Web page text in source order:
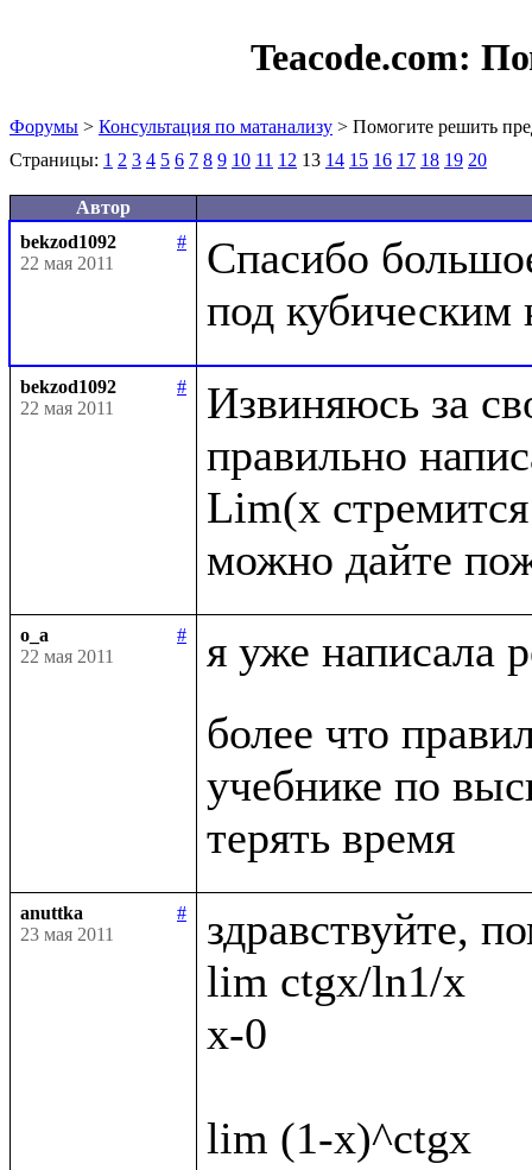
Teacode.com:
Форумы > Консультация по матанализу > Помогите решить
Страницы: 1 2 3 4 5 6 7 8 9 10 11 12 13 14 15 16 17 18 19 20
Автор
bekzod1092
#
22 мая 2011
Спасибо
bekzod1092
#
22 мая 2011
Извиняюсь за
правильно
Lim(x
o_a
#
22 мая 2011
я уже написала
более что
учебнике по
anuttka
#
23 мая 2011
здравствуйте,
lim ctgx/ln1/x
x-0
lim (1-x)^ctgx